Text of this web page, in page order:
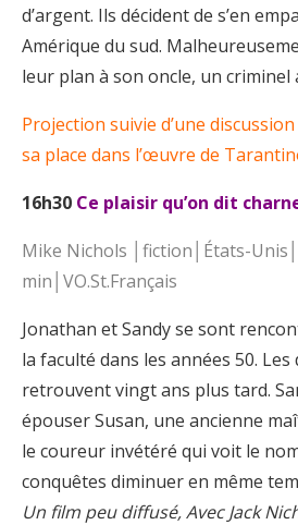
d’argent. Ils décident de s’en
Amérique du sud.
leur plan à son oncle, un criminel
Projection suivie d’une
sa place dans l’œuvre de
16h30 Ce plaisir qu’on dit
Mike Nichols │fiction│États-
min│VO.St.Français
Jonathan et Sandy se sont
la faculté dans les années 50. Les
retrouvent vingt ans plus tard.
épouser Susan, une ancienne
le coureur invétéré qui voit le
conquêtes diminuer en même
Un film peu diffusé, Avec Jack